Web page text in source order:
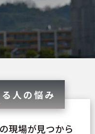
人の悩み
現場が見つから